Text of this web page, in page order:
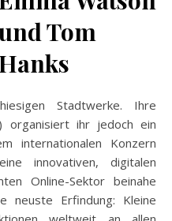
Stadtwerke. Ihre
organisiert ihr jedoch ein
internationalen Konzern
innovativen, digitalen
Online-Sektor beinahe
neuste Erfindung: Kleine